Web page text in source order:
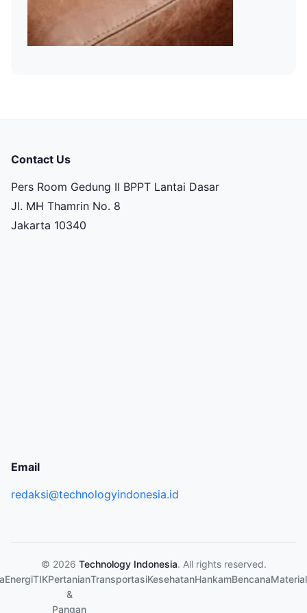
Contact Us
Pers Room Gedung II BPPT Lantai Dasar
Jl. MH Thamrin No. 8
Jakarta 10340
Email
redaksi@technologyindonesia.id
© 2026 Technology Indonesia. All rights reserved.
EnergiTIKPertanian
&
Pangan
TransportasiKesehatanHankamBencanaMaterial